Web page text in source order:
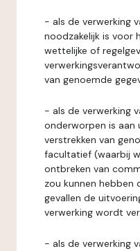
- als de verwerking
noodzakelijk is voor
wettelijke of
van genoemde
- als de verwerking
onderworpen is aan
verstrekken van
facultatief (waarbij
ontbreken van
zou kunnen hebben
gevallen de
verwerking wordt
- als de verwerking